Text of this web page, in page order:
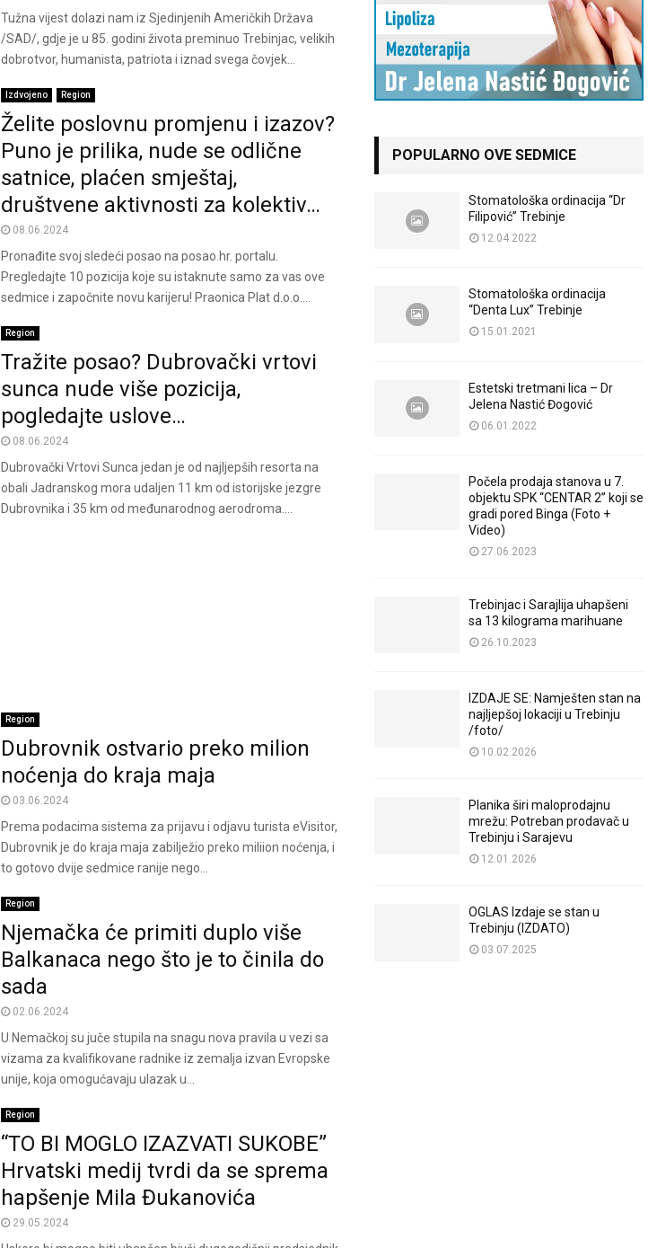
Tužna vijest dolazi nam iz Sjedinjenih Američkih Država
/SAD/, gdje je u 85. godini života preminuo Trebinjac, velikih
dobrotvor, humanista, patriota i iznad svega čovjek...
Izdvojeno Region
Želite poslovnu promjenu i izazov?
Puno je prilika, nude se odlične
satnice, plaćen smještaj,
društvene aktivnosti za kolektiv…
08.06.2024
Pronađite svoj sledeći posao na posao.hr. portalu.
Pregledajte 10 pozicija koje su istaknute samo za vas ove
sedmice i započnite novu karijeru! Praonica Plat d.o.o....
Region
Tražite posao? Dubrovački vrtovi
sunca nude više pozicija,
pogledajte uslove…
08.06.2024
Dubrovački Vrtovi Sunca jedan je od najljepših resorta na
obali Jadranskog mora udaljen 11 km od istorijske jezgre
Dubrovnika i 35 km od međunarodnog aerodroma....
Region
Dubrovnik ostvario preko milion
noćenja do kraja maja
03.06.2024
Prema podacima sistema za prijavu i odjavu turista eVisitor,
Dubrovnik je do kraja maja zabilježio preko miliion noćenja, i
to gotovo dvije sedmice ranije nego...
Region
Njemačka će primiti duplo više
Balkanaca nego što je to činila do
sada
02.06.2024
U Nemačkoj su juče stupila na snagu nova pravila u vezi sa
vizama za kvalifikovane radnike iz zemalja izvan Evropske
unije, koja omogućavaju ulazak u...
Region
“TO BI MOGLO IZAZVATI SUKOBE”
Hrvatski medij tvrdi da se sprema
hapšenje Mila Đukanovića
29.05.2024
POPULARNO OVE SEDMICE
Stomatološka ordinacija “Dr
Filipović” Trebinje
12.04.2022
Stomatološka ordinacija
“Denta Lux” Trebinje
15.01.2021
Estetski tretmani lica – Dr
Jelena Nastić Đogović
06.01.2022
Počela prodaja stanova u 7.
objektu SPK “CENTAR 2” koji se
gradi pored Binga (Foto +
Video)
27.06.2023
Trebinjac i Sarajlija uhapšeni
sa 13 kilograma marihuane
26.10.2023
IZDAJE SE: Namješten stan na
najljepšoj lokaciji u Trebinju
/foto/
10.02.2026
Planika širi maloprodajnu
mrežu: Potreban prodavač u
Trebinju i Sarajevu
12.01.2026
OGLAS Izdaje se stan u
Trebinju (IZDATO)
03.07.2025